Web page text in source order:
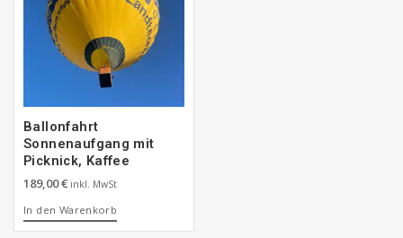
Ballonfahrt
Sonnenaufgang mit
Picknick, Kaffee
189,00€ inkl. MwSt
In den Warenkorb